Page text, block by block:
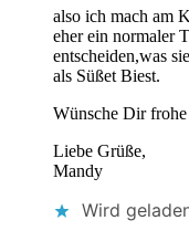
also ich mach am
eher ein normaler
entscheiden,was
als Süßet Biest.
Wünsche Dir
Liebe Grüße,
Mandy
Wird